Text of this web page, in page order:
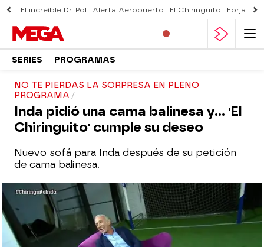
El increíble Dr. Pol Alerta Aeropuerto El Chiringuito Forjado
SERIES PROGRAMAS
NO TE PIERDAS LA SORPRESA EN PLENO
PROGRAMA
Inda pidió una cama balinesa y... 'El
Chiringuito' cumple su deseo
Nuevo sofá para Inda después de su petición
de cama balinesa.